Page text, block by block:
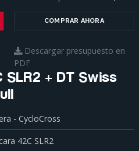
COMPRAR AHORA
Descargar presupuesto en
PDF
SLR2 + DT Swiss
- CycloCross
42C SLR2